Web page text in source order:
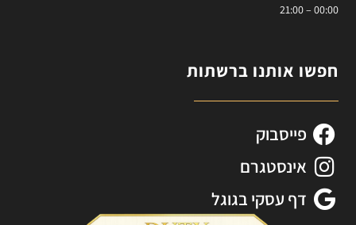
00:00 – 21:00
חפשו אותנו ברשתות
פייסבוק
אינסטגרם
דף עסקי בגוגל